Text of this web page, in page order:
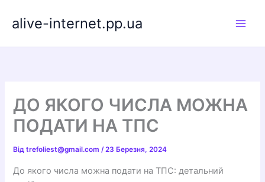
alive-internet.pp.ua
ДО ЯКОГО ЧИСЛА МОЖНА
ПОДАТИ НА ТПС
Відtrefoliest@gmail.com/23 Березня, 2024
До якого числа можна подати на ТПС: детальний